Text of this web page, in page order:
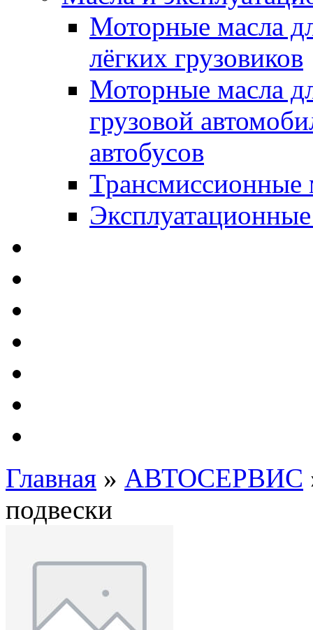
Моторные масла
лёгких грузовиков
Моторные масла
грузовой
автобусов
Трансмиссионные
Главная » АВТОСЕРВИС
подвески